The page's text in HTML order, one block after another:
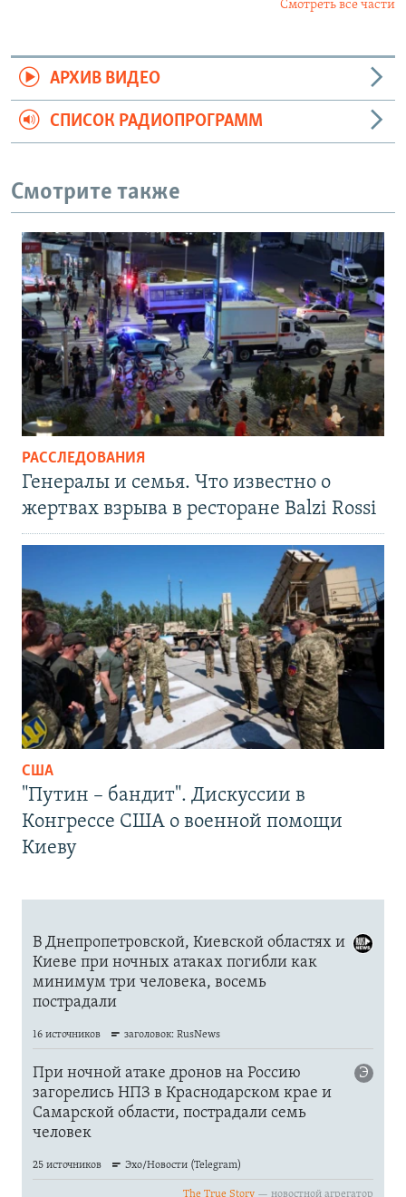
Смотреть все части
АРХИВ ВИДЕО
СПИСОК РАДИОПРОГРАММ
Смотрите также
РАССЛЕДОВАНИЯ
Генералы и семья. Что известно о
жертвах взрыва в ресторане Balzi Rossi
США
"Путин – бандит". Дискуссии в
Конгрессе США о военной помощи
Киеву